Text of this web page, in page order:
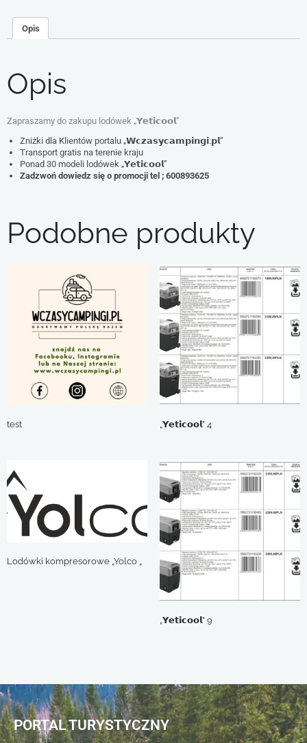
Opis
Opis
Zapraszamy do zakupu lodówek „𝗬𝗲𝘁𝗶𝗰𝗼𝗼𝗹”
Zniżki dla Klientów portalu „𝗪𝗰𝘇𝗮𝘀𝘆𝗰𝗮𝗺𝗽𝗶𝗻𝗴𝗶.𝗽𝗹”
Transport gratis na terenie kraju
Ponad 30 modeli lodówek „𝗬𝗲𝘁𝗶𝗰𝗼𝗼𝗹”
Zadzwoń dowiedz się o promocji tel ; 600893625
Podobne produkty
test „𝗬𝗲𝘁𝗶𝗰𝗼𝗼𝗹” 4
Lodówki kompresorowe „Yolco „
„𝗬𝗲𝘁𝗶𝗰𝗼𝗼𝗹” 9
PORTAL TURYSTYCZNY